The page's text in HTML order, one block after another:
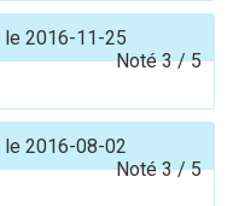
le 2016-11-25
Noté3/5
le 2016-08-02
Noté3/5